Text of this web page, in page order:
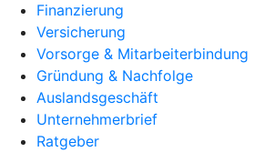
Finanzierung
Versicherung
Vorsorge & Mitarbeiterbindung
Gründung & Nachfolge
Auslandsgeschäft
Unternehmerbrief
Ratgeber